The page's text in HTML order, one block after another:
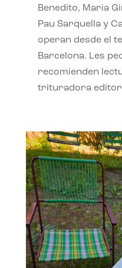
Benedito, Maria
Pau Sarquella y
operan desde el
Barcelona. Les
recomienden
trituradora